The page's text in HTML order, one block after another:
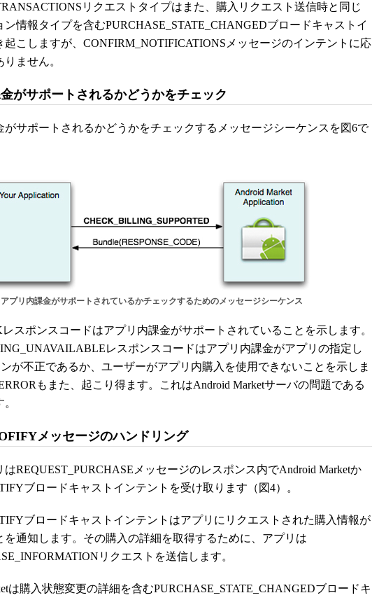
リクエストタイプはまた、購入リクエスト送信時と同じ
ン情報タイプを含むPURCHASE_STATE_CHANGEDブロードキャストイ
起こしますが、CONFIRM_NOTIFICATIONSメッセージのインテントに応
ません。
がサポートされるかどうかをチェック
サポートされるかどうかをチェックするメッセージシーケンスを図6で
プリ内課金がサポートされているかチェックするためのメッセージシーケンス
スポンスコードはアプリ内課金がサポートされていることを示します。
レスポンスコードはアプリ内課金がアプリの指定し
が不正であるか、ユーザーがアプリ内購入を使用できないことを示しま
もまた、起こり得ます。これはAndroid Marketサーバの問題である
メッセージのハンドリング
REQUEST_PURCHASEメッセージのレスポンス内でAndroid Marketか
ブロードキャストインテントを受け取ります（図4）。
ブロードキャストインテントはアプリにリクエストされた購入情報が
を通知します。その購入の詳細を取得するために、アプリは
リクエストを送信します。
は購入状態変更の詳細を含むPURCHASE_STATE_CHANGEDブロードキ